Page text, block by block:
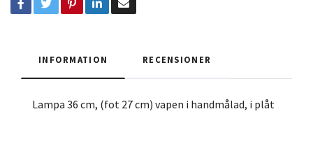
INFORMATION RECENSIONER
Lampa 36 cm, (fot 27 cm) vapen i handmålad, i plåt